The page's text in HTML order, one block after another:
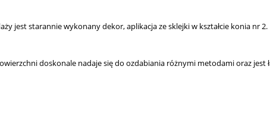
jest starannie wykonany dekor, aplikacja ze sklejki w kształcie konia nr 2.
doskonale nadaje się do ozdabiania różnymi metodami oraz